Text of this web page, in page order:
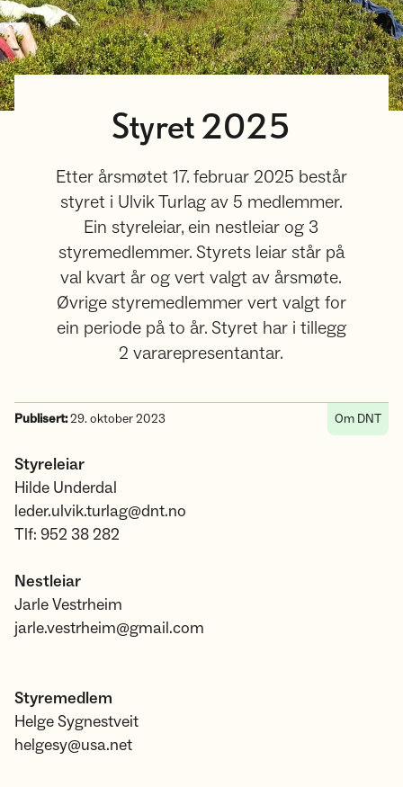
Styret 2025
Etter årsmøtet 17. februar 2025 består
styret i Ulvik Turlag av 5 medlemmer.
Ein styreleiar, ein nestleiar og 3
styremedlemmer. Styrets leiar står på
val kvart år og vert valgt av årsmøte.
Øvrige styremedlemmer vert valgt for
ein periode på to år. Styret har i tillegg
2 vararepresentantar.
Publisert:29. oktober 2023 Om DNT
Styreleiar
Hilde Underdal
leder.ulvik.turlag@dnt.no
Tlf: 952 38 282
Nestleiar
Jarle Vestrheim
jarle.vestrheim@gmail.com
Styremedlem
Helge Sygnestveit
helgesy@usa.net